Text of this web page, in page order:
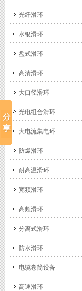
光纤滑环
水银滑环
盘式滑环
高清滑环
大口径滑环
光电组合滑环
大电流集电环
防爆滑环
耐高温滑环
宽频滑环
高频滑环
分离式滑环
防水滑环
电缆卷筒设备
高速滑环